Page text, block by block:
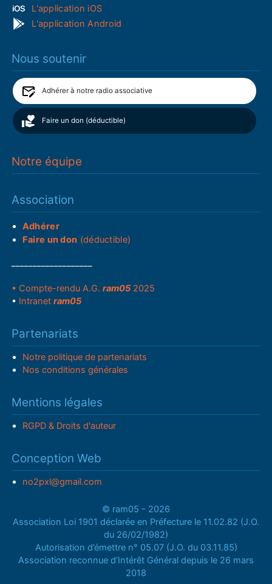
L'application iOS
L'application Android
Nous soutenir
Adhérer à notre radio associative
Faire un don (déductible)
Notre équipe
Association
Adhérer
Faire un don (déductible)
• Compte-rendu A.G.ram05 2025
• Intranetram05
Partenariats
Notre politique de partenariats
Nos conditions générales
Mentions légales
RGPD & Droits d'auteur
Conception Web
no2pxl@gmail.com
© ram05 - 2026
Association Loi 1901 déclarée en Préfecture le 11.02.82 (J.O.
du 26/02/1982)
Autorisation d’émettre n° 05.07 (J.O. du 03.11.85)
Association reconnue d’Intérêt Général depuis le 26 mars
2018